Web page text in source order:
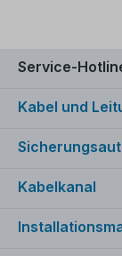
Service-
Kabel und
Kabelkanal